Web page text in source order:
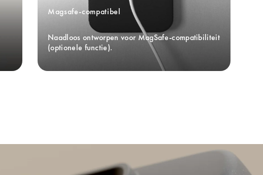
Magsafe-compatibel
Naadloos ontworpen voor MagSafe-compatibiliteit
(optionele functie).